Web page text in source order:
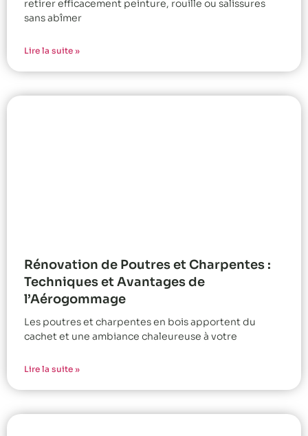
retirer efficacement peinture, rouille ou salissures
sans abîmer
Lire la suite »
Rénovation de Poutres et Charpentes :
Techniques et Avantages de
l’Aérogommage
Les poutres et charpentes en bois apportent du
cachet et une ambiance chaleureuse à votre
Lire la suite »